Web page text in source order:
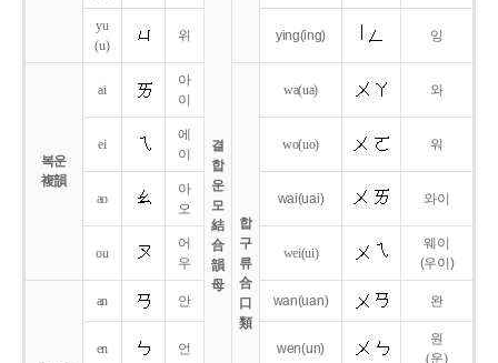
결
합
운
모
結
合
韻
母
yu
(u)
위 ying(ing) 잉
복운
複韻
ai
아
이
합
구
류
合
口
類
wa(ua) 와
ei
에
이
wo(uo) 워
ao
아
오
wai(uai) 와이
ou
어
우
wei(ui)
웨이
(우이)
an 안 wan(uan) 완
en 언 wen(un)
원
(운)